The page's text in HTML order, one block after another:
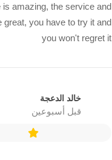
is amazing, the service and
great, you have to try it and
you won't regret it
خالد الدعجة
قبل أسبوعين